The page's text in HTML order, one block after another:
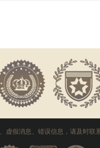
虚假消息、错误信息，请及时联